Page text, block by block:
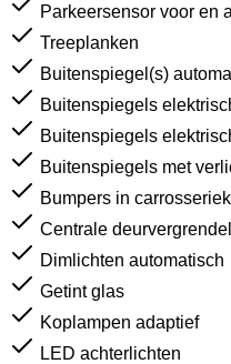
Parkeersensor voor en
Treeplanken
Buitenspiegel(s)
Buitenspiegels
Buitenspiegels
Buitenspiegels met
Bumpers in
Centrale
Dimlichten automatisch
Getint glas
Koplampen adaptief
LED achterlichten